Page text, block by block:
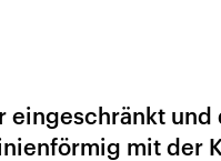
eingeschränkt und
mit der